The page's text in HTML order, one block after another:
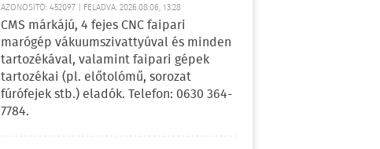
AZONOSÍTÓ: 452097 | FELADVA: 2026.08.06, 13:28
CMS márkájú, 4 fejes CNC faipari
marógép vákuumszivattyúval és minden
tartozékával, valamint faipari gépek
tartozékai (pl. előtolómű, sorozat
fúrófejek stb.) eladók. Telefon: 0630 364-
7784.